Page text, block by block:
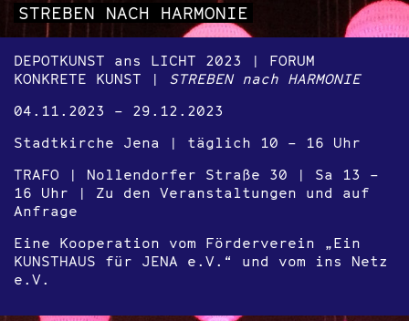
STREBEN NACH HARMONIE
DEPOTKUNST ans LICHT 2023 | FORUM
KONKRETE KUNST | STREBEN nach HARMONIE
04.11.2023 – 29.12.2023
Stadtkirche Jena | täglich 10 – 16 Uhr
TRAFO | Nollendorfer Straße 30 | Sa 13 –
16 Uhr | Zu den Veranstaltungen und auf
Anfrage
Eine Kooperation vom Förderverein „Ein
KUNSTHAUS für JENA e.V.“ und vom ins Netz
e.V.